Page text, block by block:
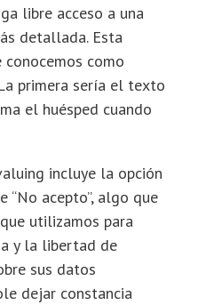
libre acceso a una
detallada. Esta
como
primera sería el texto
el huésped cuando
incluye la opción
“No acepto”, algo que
utilizamos para
y la libertad de
sus datos
dejar constancia